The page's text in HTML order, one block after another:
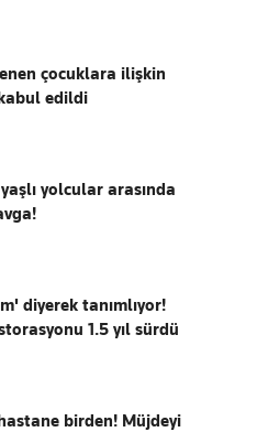
çocuklara ilişkin
edildi
yolcular arasında
diyerek tanımlıyor!
1.5 yıl sürdü
birden! Müjdeyi